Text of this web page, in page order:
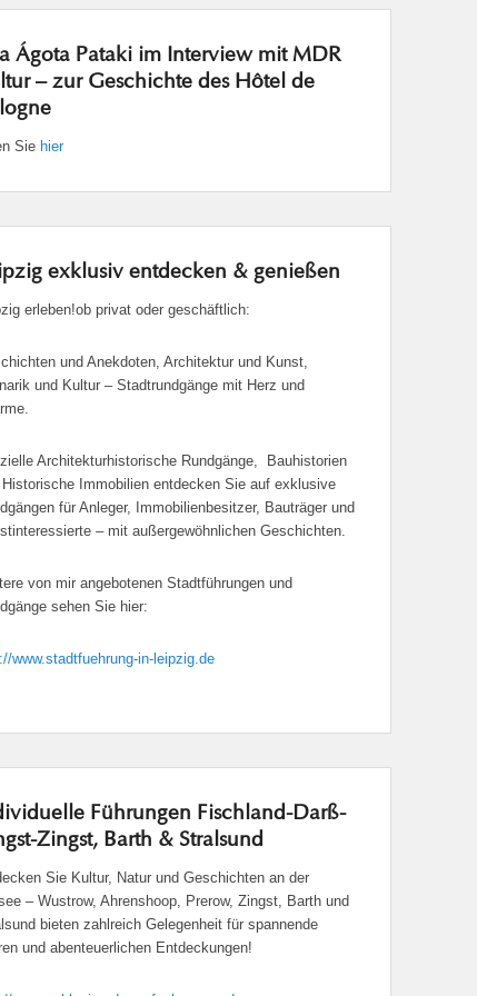
Ágota Pataki im Interview mit MDR
– zur Geschichte des Hôtel de
Sie hier
exklusiv entdecken & genießen
erleben!ob privat oder geschäftlich:
und Anekdoten, Architektur und Kunst,
und Kultur – Stadtrundgänge mit Herz und
Architekturhistorische Rundgänge, Bauhistorien
Immobilien entdecken Sie auf exklusive
für Anleger, Immobilienbesitzer, Bauträger und
– mit außergewöhnlichen Geschichten.
von mir angebotenen Stadtführungen und
sehen Sie hier:
www.stadtfuehrung-in-leipzig.de
Führungen Fischland-Darß-
Zingst, Barth & Stralsund
Sie Kultur, Natur und Geschichten an der
– Wustrow, Ahrenshoop, Prerow, Zingst, Barth und
bieten zahlreich Gelegenheit für spannende
und abenteuerlichen Entdeckungen!